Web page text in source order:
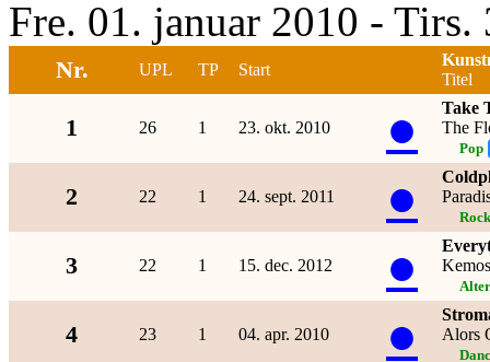
Fre. 01. januar 2010 - Tirs.
Nr. UPL TP Start
Titel
1 26 1 23. okt. 2010 ●
Take
The
Pop
2 22 1 24. sept. 2011 ● Rock
3 22 1 15. dec. 2012 ●
4 23 1 04. apr. 2010 ●
Alors